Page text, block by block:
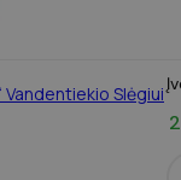
Vandentiekio Slėgiui